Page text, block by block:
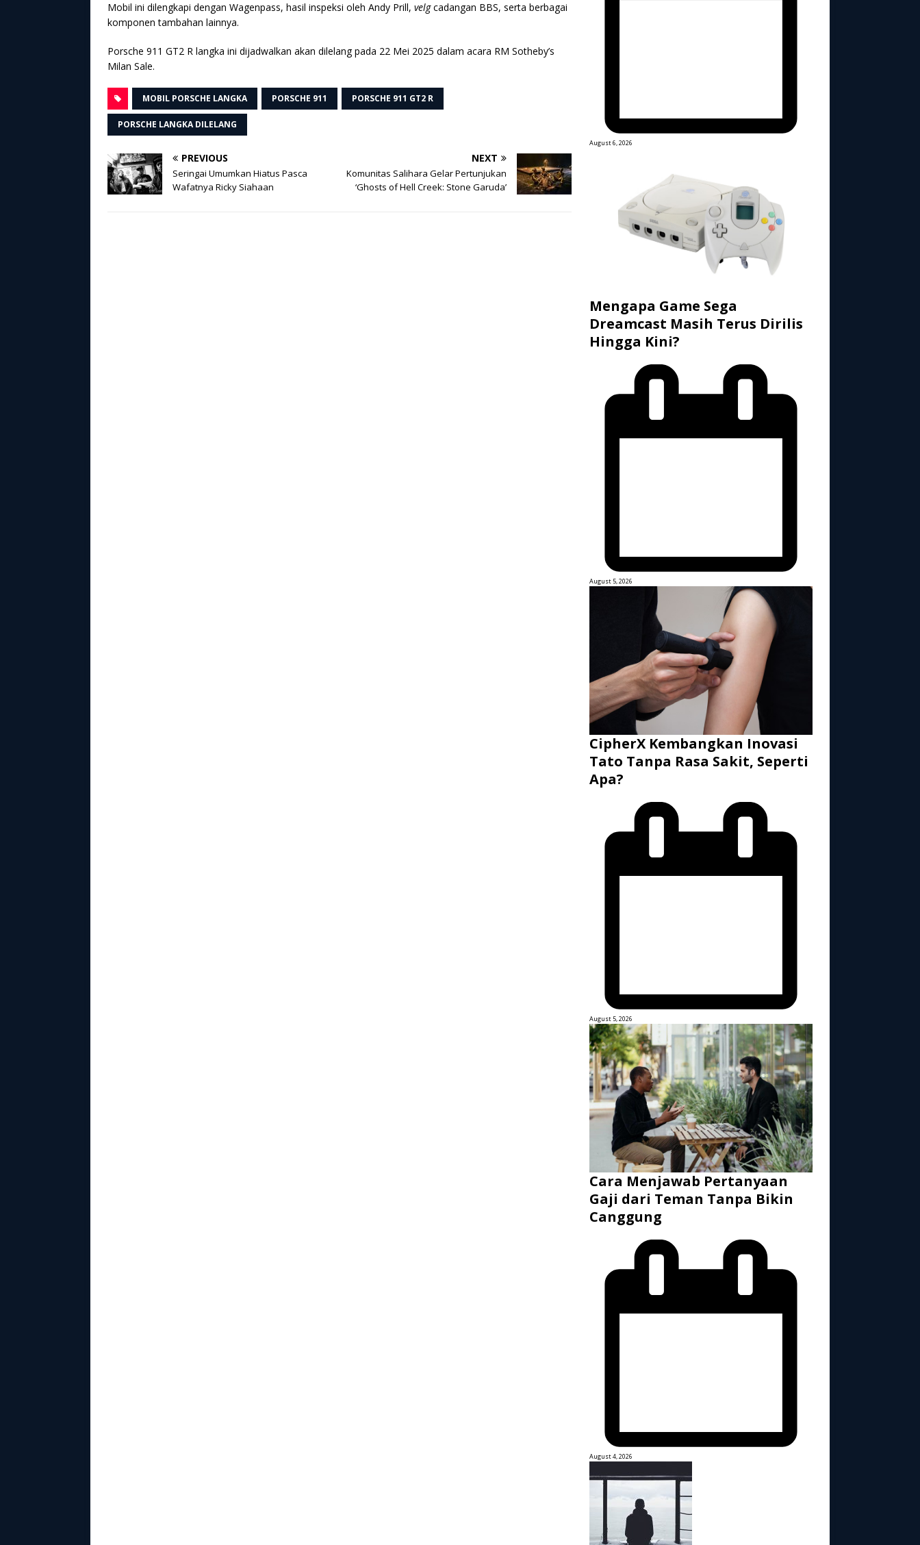
Mobil ini dilengkapi dengan Wagenpass, hasil inspeksi oleh Andy Prill, velgcadangan BBS, serta berbagai
komponen tambahan lainnya.
Porsche 911 GT2 R langka ini dijadwalkan akan dilelang pada 22 Mei 2025 dalam acara RM Sotheby’s
Milan Sale.
MOBIL PORSCHE LANGKA PORSCHE 911 PORSCHE 911 GT2 R
PORSCHE LANGKA DILELANG
PREVIOUS
Seringai Umumkan Hiatus Pasca
Wafatnya Ricky Siahaan
NEXT
Komunitas Salihara Gelar Pertunjukan
‘Ghosts of Hell Creek: Stone Garuda’
August 6, 2026
Mengapa Game Sega
Dreamcast Masih Terus Dirilis
Hingga Kini?
August 5, 2026
CipherX Kembangkan Inovasi
Tato Tanpa Rasa Sakit, Seperti
Apa?
August 5, 2026
Cara Menjawab Pertanyaan
Gaji dari Teman Tanpa Bikin
Canggung
August 4, 2026